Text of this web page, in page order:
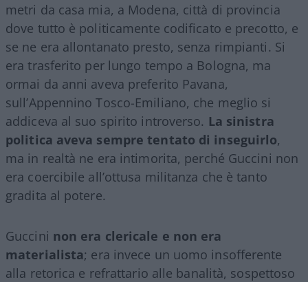
metri da casa mia, a Modena, città di provincia
dove tutto è politicamente codificato e precotto, e
se ne era allontanato presto, senza rimpianti. Si
era trasferito per lungo tempo a Bologna, ma
ormai da anni aveva preferito Pavana,
sull’Appennino Tosco-Emiliano, che meglio si
addiceva al suo spirito introverso. La sinistra
politica aveva sempre tentato di inseguirlo,
ma in realtà ne era intimorita, perché Guccini non
era coercibile all’ottusa militanza che è tanto
gradita al potere.
Guccini non era clericale e non era
materialista; era invece un uomo insofferente
alla retorica e refrattario alle banalità, sospettoso